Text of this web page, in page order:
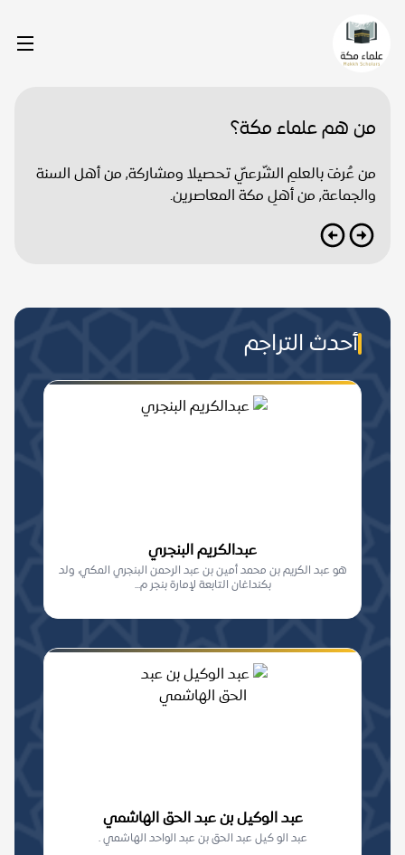
من هم علماء مكة؟
من عُرفَ بالعلمِ الشّرعيّ تحصيلا ومشاركة, من أهل السنة
والجماعة, من أهلِ مكة المعاصرين.
أحدث التراجم
عبدالكريم البنجري
هو عبد الكريم بن محمد أمين بن عبد الرحمن البنجري المكي، ولد
بكنداغان التابعة لإمارة بنجر م...
عبد الوكيل بن عبد الحق الهاشمي
عبد الو كيل عبد الحق بن عبد الواحد الهاشمي .